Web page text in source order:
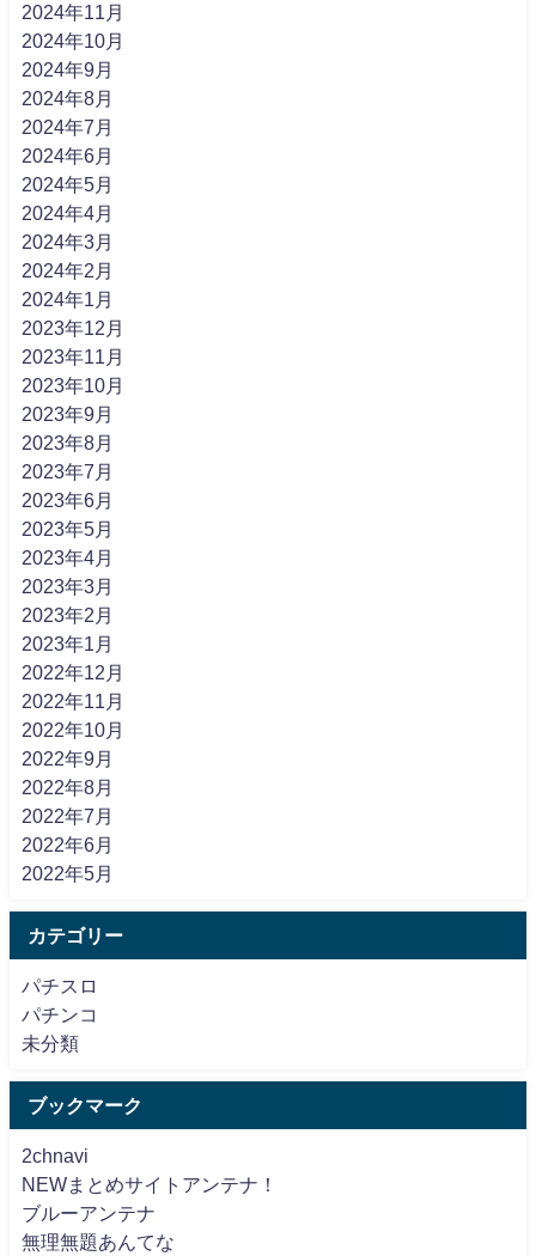
2024年11月
2024年10月
2024年9月
2024年8月
2024年7月
2024年6月
2024年5月
2024年4月
2024年3月
2024年2月
2024年1月
2023年12月
2023年11月
2023年10月
2023年9月
2023年8月
2023年7月
2023年6月
2023年5月
2023年4月
2023年3月
2023年2月
2023年1月
2022年12月
2022年11月
2022年10月
2022年9月
2022年8月
2022年7月
2022年6月
2022年5月
カテゴリー
パチスロ
パチンコ
未分類
ブックマーク
2chnavi
NEWまとめサイトアンテナ！
ブルーアンテナ
無理無題あんてな